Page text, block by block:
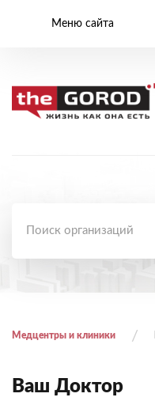
Меню сайта
Медцентры и клиники
Ваш Доктор